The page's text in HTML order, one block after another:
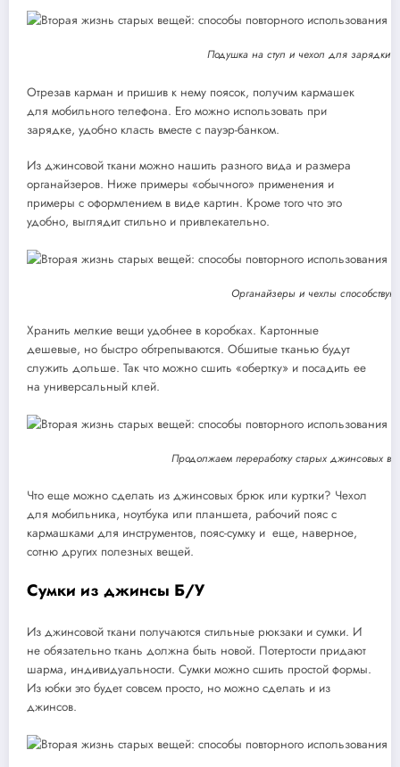
Подушка на стул и чехол для зарядки
Отрезав карман и пришив к нему поясок, получим кармашек
для мобильного телефона. Его можно использовать при
зарядке, удобно класть вместе с пауэр-банком.
Из джинсовой ткани можно нашить разного вида и размера
органайзеров. Ниже примеры «обычного» применения и
примеры с оформлением в виде картин. Кроме того что это
удобно, выглядит стильно и привлекательно.
Органайзеры и чехлы
Хранить мелкие вещи удобнее в коробках. Картонные
дешевые, но быстро обтрепываются. Обшитые тканью будут
служить дольше. Так что можно сшить «обертку» и посадить ее
на универсальный клей.
Продолжаем переработку старых джинсовых
Что еще можно сделать из джинсовых брюк или куртки? Чехол
для мобильника, ноутбука или планшета, рабочий пояс с
кармашками для инструментов, пояс-сумку и еще, наверное,
сотню других полезных вещей.
Сумки из джинсы Б/У
Из джинсовой ткани получаются стильные рюкзаки и сумки. И
не обязательно ткань должна быть новой. Потертости придают
шарма, индивидуальности. Сумки можно сшить простой формы.
Из юбки это будет совсем просто, но можно сделать и из
джинсов.